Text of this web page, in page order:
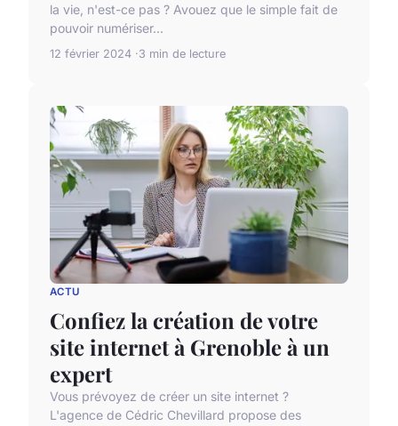
la vie, n'est-ce pas ? Avouez que le simple fait de
pouvoir numériser...
12 février 2024 3 min de lecture
ACTU
Confiez la création de votre
site internet à Grenoble à un
expert
Vous prévoyez de créer un site internet ?
L'agence de Cédric Chevillard propose des